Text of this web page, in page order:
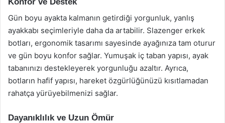
Gün boyu ayakta kalmanın getirdiği yorgunluk, yanlış
ayakkabı seçimleriyle daha da artabilir. Slazenger erkek
botları, ergonomik tasarımı sayesinde ayağınıza tam oturur
ve gün boyu konfor sağlar. Yumuşak iç taban yapısı, ayak
tabanınızı destekleyerek yorgunluğu azaltır. Ayrıca,
botların hafif yapısı, hareket özgürlüğünüzü kısıtlamadan
rahatça yürüyebilmenizi sağlar.
Dayanıklılık ve Uzun Ömür